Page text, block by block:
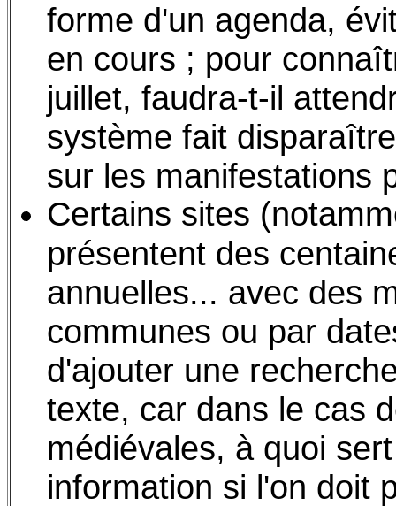
forme d'un agenda,
en cours ; pour
juillet, faudra-t-il
système fait
sur les manifestations
Certains sites
présentent des
annuelles... avec des
communes ou par
d'ajouter une
texte, car dans le cas
médiévales, à quoi
information si l'on doit